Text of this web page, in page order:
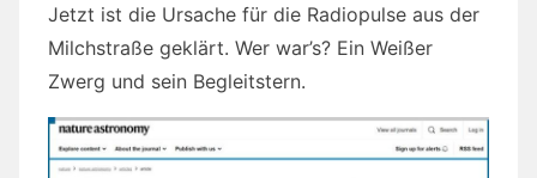
Jetzt ist die Ursache für die Radiopulse aus der
Milchstraße geklärt. Wer war’s? Ein Weißer
Zwerg und sein Begleitstern.